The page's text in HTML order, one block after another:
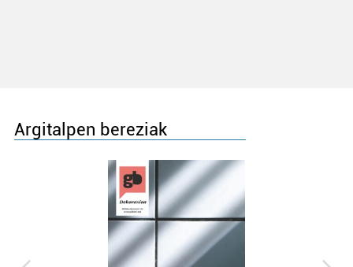
Argitalpen bereziak